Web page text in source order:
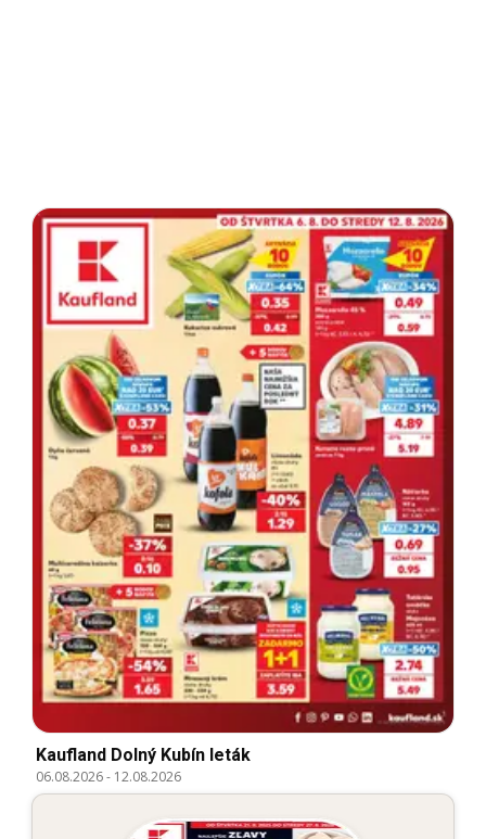
Kaufland Dolný Kubín leták
06.08.2026- 12.08.2026